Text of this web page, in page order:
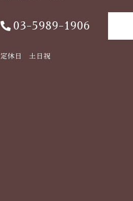
03-5989-1906
定休日 土日祝